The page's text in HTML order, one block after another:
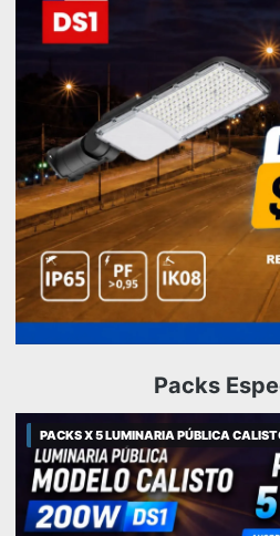
Packs
PACKS X 5 LUMINARIA PÚBLICA